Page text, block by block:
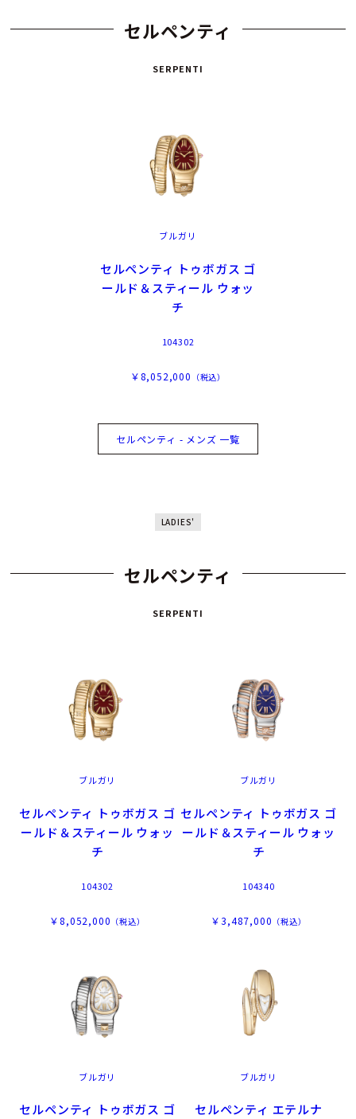
セルペンティ
SERPENTI
ブルガリ
セルペンティ トゥボガス ゴ
ールド＆スティール ウォッ
チ
104302
￥8,052,000 （税込）
セルペンティ - メンズ 一覧
LADIES'
セルペンティ
SERPENTI
ブルガリ
セルペンティ トゥボガス ゴ
ールド＆スティール ウォッ
チ
104302
￥8,052,000 （税込）
ブルガリ
セルペンティ トゥボガス ゴ
ールド＆スティール ウォッ
チ
104340
￥3,487,000 （税込）
ブルガリ
セルペンティ トゥボガス ゴ
ブルガリ
セルペンティ エテルナ